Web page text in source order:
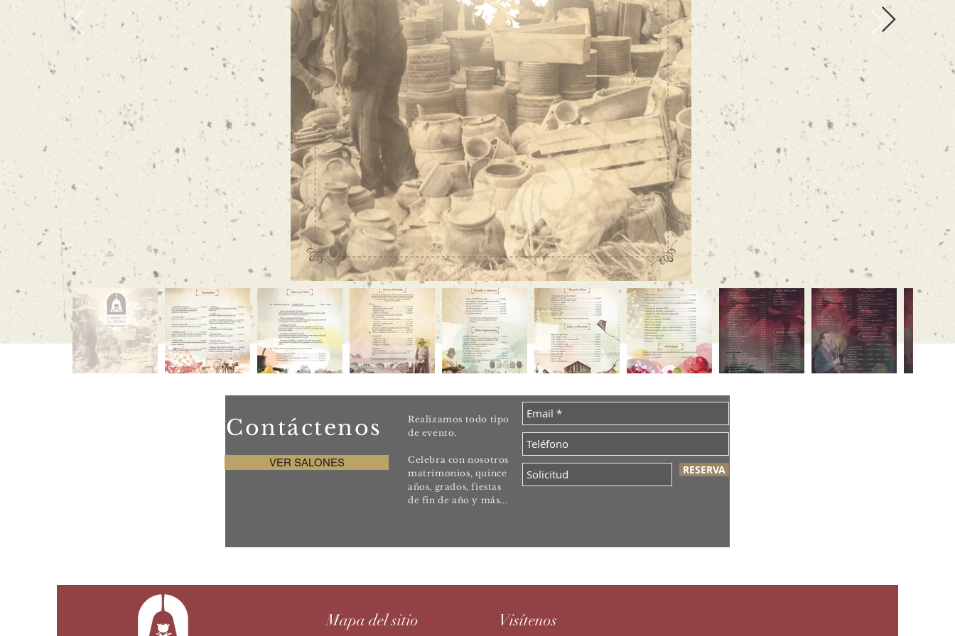
VER SALONES
Realizamos todo tipo
de evento.
Celebra con nosotros
matrimonios, quince
años, grados, fiestas
de fin de año y más...
Contáctenos
RESERVA
Mapa del sitio Visítenos